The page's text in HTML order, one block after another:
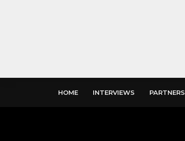
HOME INTERVIEWS PARTNERS